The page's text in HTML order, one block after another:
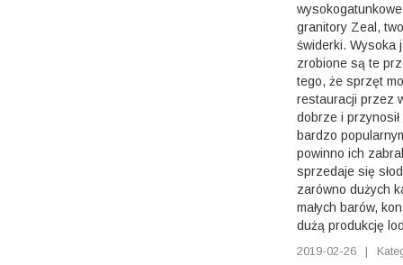
granitory Zeal,
świderki. Wysoka
zrobione są te
tego, że sprzęt
restauracji przez
dobrze i
bardzo
powinno ich
sprzedaje się
zarówno dużych
małych barów,
dużą produkcję
2019-02-26 |